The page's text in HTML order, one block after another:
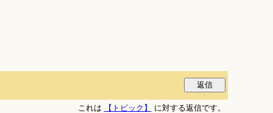
これは
【トピック】 に対する返信です。